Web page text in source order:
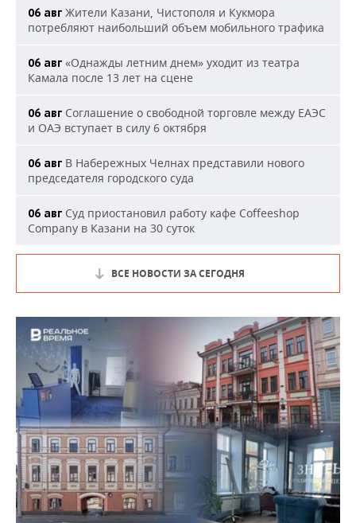
06 авг Жители Казани, Чистополя и Кукмора
потребляют наибольший объем мобильного трафика
06 авг «Однажды летним днем» уходит из театра
Камала после 13 лет на сцене
06 авг Соглашение о свободной торговле между ЕАЭС
и ОАЭ вступает в силу 6 октября
06 авг В Набережных Челнах представили нового
председателя городского суда
06 авг Суд приостановил работу кафе Coffeeshop
Company в Казани на 30 суток
ВСЕ НОВОСТИ ЗА СЕГОДНЯ